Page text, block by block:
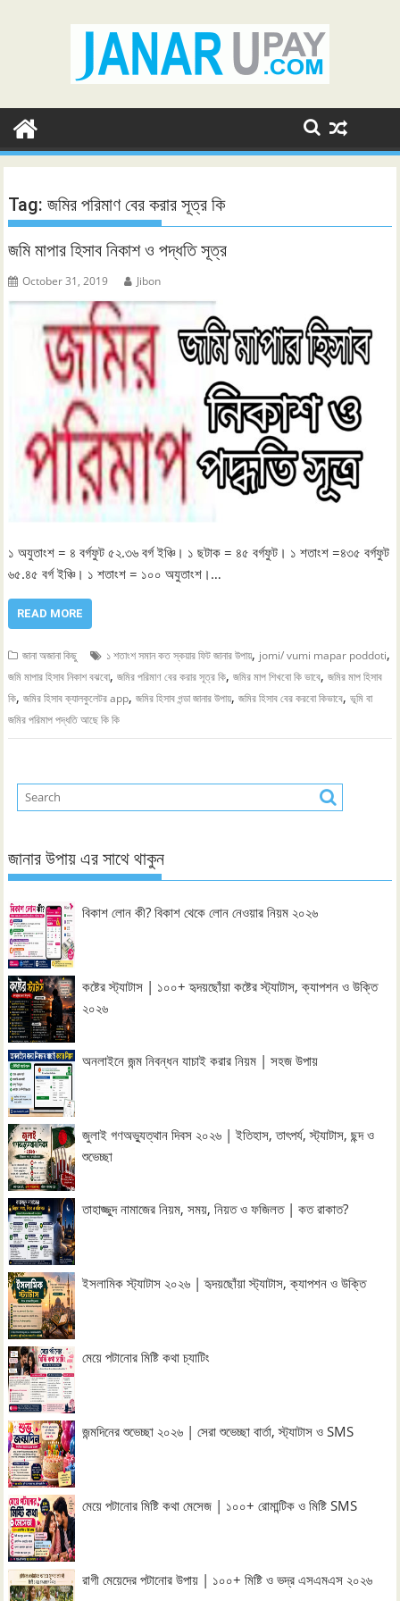
Tag:জমির পরিমাণ বের করার সূত্র কি
জমি মাপার হিসাব নিকাশ ও পদ্ধতি সূত্র
October 31, 2019 Jibon
১ অযুতাংশ = ৪ বর্গফুট ৫২.৩৬ বর্গ ইঞ্চি। ১ ছটাক = ৪৫ বর্গফুট। ১ শতাংশ =৪৩৫ বর্গফুট
৬৫.৪৫ বর্গ ইঞ্চি। ১ শতাংশ = ১০০ অযুতাংশ।…
READ MORE
জানা অজানা কিছু ১ শতাংশ সমান কত স্কয়ার ফিট জানার উপায়, jomi/ vumi mapar poddoti,
জমি মাপার হিসাব নিকাশ বঝবো,জমির পরিমাণ বের করার সূত্র কি,জমির মাপ শিখবো কি ভাবে,জমির মাপ হিসাব
কি,জমির হিসাব ক্যালকুলেটর app,জমির হিসাব গন্ডা জানার উপায়,জমির হিসাব বের করবো কিভাবে,ভূমি বা
জমির পরিমাপ পদ্ধতি আছে কি কি
জানার উপায় এর সাথে থাকুন
বিকাশ লোন কী? বিকাশ থেকে লোন নেওয়ার নিয়ম ২০২৬
কষ্টের স্ট্যাটাস | ১০০+ হৃদয়ছোঁয়া কষ্টের স্ট্যাটাস, ক্যাপশন ও উক্তি
২০২৬
অনলাইনে জন্ম নিবন্ধন যাচাই করার নিয়ম | সহজ উপায়
জুলাই গণঅভ্যুত্থান দিবস ২০২৬ | ইতিহাস, তাৎপর্য, স্ট্যাটাস, ছন্দ ও
শুভেচ্ছা
তাহাজ্জুদ নামাজের নিয়ম, সময়, নিয়ত ও ফজিলত | কত রাকাত?
ইসলামিক স্ট্যাটাস ২০২৬ | হৃদয়ছোঁয়া স্ট্যাটাস, ক্যাপশন ও উক্তি
মেয়ে পটানোর মিষ্টি কথা চ্যাটিং
জন্মদিনের শুভেচ্ছা ২০২৬ | সেরা শুভেচ্ছা বার্তা, স্ট্যাটাস ও SMS
মেয়ে পটানোর মিষ্টি কথা মেসেজ | ১০০+ রোমান্টিক ও মিষ্টি SMS
রাগী মেয়েদের পটানোর উপায় | ১০০+ মিষ্টি ও ভদ্র এসএমএস ২০২৬